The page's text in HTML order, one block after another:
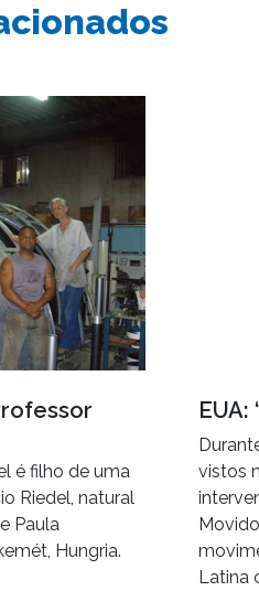
é filho de uma
Riedel, natural
Paula
Hungria.
vistos
Latina